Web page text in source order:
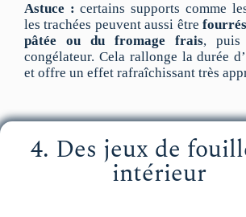
Astuce : certains supports comme
les trachées peuvent aussi être
pâtée ou du fromage frais, puis
congélateur. Cela rallonge la durée
et offre un effet rafraîchissant très
4. Des jeux de
intérieur